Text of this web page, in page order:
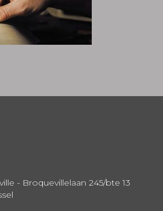
- Broquevillelaan 245/bte 13